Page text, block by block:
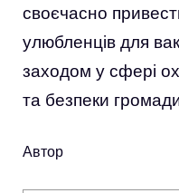
своєчасно
улюбленців для
заходом у сфері
та безпеки
Автор